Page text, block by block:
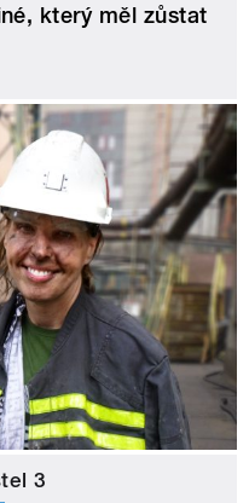
který měl zůstat
3